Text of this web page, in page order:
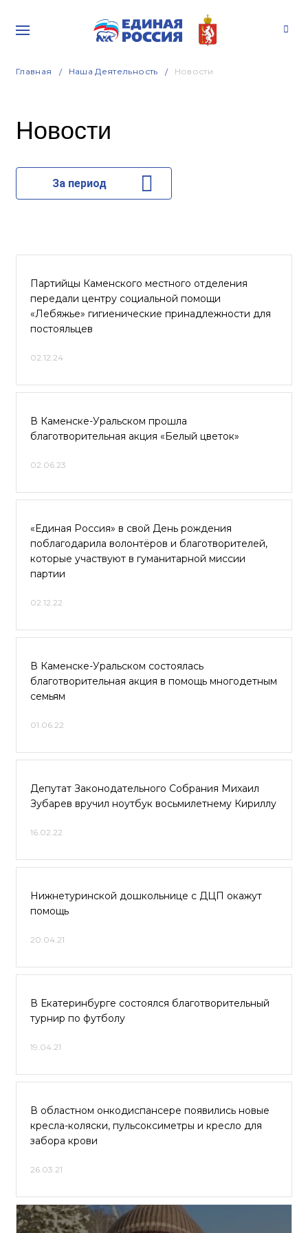
Главная Наша Деятельность Новости
Новости
За период
Партийцы Каменского местного отделения
передали центру социальной помощи
«Лебяжье» гигиенические принадлежности для
постояльцев
02.12.24
В Каменске-Уральском прошла
благотворительная акция «Белый цветок»
02.06.23
«Единая Россия» в свой День рождения
поблагодарила волонтёров и благотворителей,
которые участвуют в гуманитарной миссии
партии
02.12.22
В Каменске-Уральском состоялась
благотворительная акция в помощь многодетным
семьям
01.06.22
Депутат Законодательного Собрания Михаил
Зубарев вручил ноутбук восьмилетнему Кириллу
16.02.22
Нижнетуринской дошкольнице с ДЦП окажут
помощь
20.04.21
В Екатеринбурге состоялся благотворительный
турнир по футболу
19.04.21
В областном онкодиспансере появились новые
кресла-коляски, пульсоксиметры и кресло для
забора крови
26.03.21